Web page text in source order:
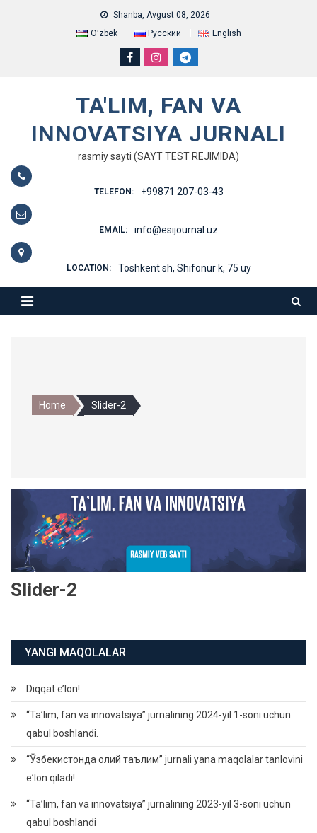
Shanba, Avgust 08, 2026
Oʻzbek
Русский English
TA'LIM, FAN VA
INNOVATSIYA JURNALI
rasmiy sayti (SAYT TEST REJIMIDA)
TELEFON: +99871 207-03-43
EMAIL: info@esijournal.uz
LOCATION: Toshkent sh, Shifonur k, 75 uy
Home Slider-2
Slider-2
YANGI MAQOLALAR
Diqqat e’lon!
“Ta’lim, fan va innovatsiya” jurnalining 2024-yil 1-soni uchun
qabul boshlandi.
“Ўзбекистонда олий таълим” jurnali yana maqolalar tanlovini
eʼlon qiladi!
“Ta’lim, fan va innovatsiya” jurnalining 2023-yil 3-soni uchun
qabul boshlandi